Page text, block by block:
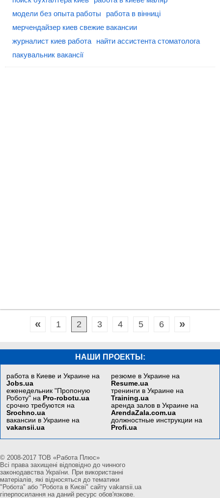
модели без опыта работы
работа в вінниці
мерчендайзер киев свежие вакансии
журналист киев работа
найти ассистента стоматолога
пакувальник вакансії
« 1 2 3 4 5 6 »
НАШИ ПРОЕКТЫ:
работа в Киеве и Украине на
Jobs.ua
еженедельник "Пропоную
Роботу" на Pro-robotu.ua
срочно требуются на
Srochno.ua
вакансии в Украине на
vakansii.ua
резюме в Украине на
Resume.ua
тренинги в Украине на
Training.ua
аренда залов в Украине на
ArendaZala.com.ua
должностные инструкции на
Profi.ua
© 2008-2017 ТОВ «Работа Плюс»
Всі права захищені відповідно до чинного
законодавства України. При використанні
матеріалів, які відносяться до тематики
"Робота" або "Робота в Києві" сайту vakansii.ua
гіперпосилання на даний ресурс обов'язкове.